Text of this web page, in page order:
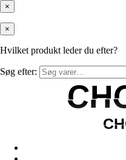
×
×
Hvilket produkt leder du efter?
Søg efter: